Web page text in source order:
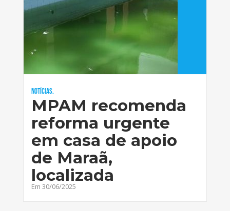
Notícias,
MPAM recomenda
reforma urgente
em casa de apoio
de Maraã,
localizada
Em 30/06/2025